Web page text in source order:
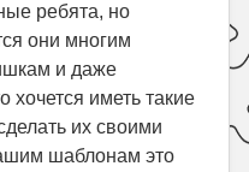
ребята, но
они многим
и даже
хочется иметь такие
их своими
шаблонам это